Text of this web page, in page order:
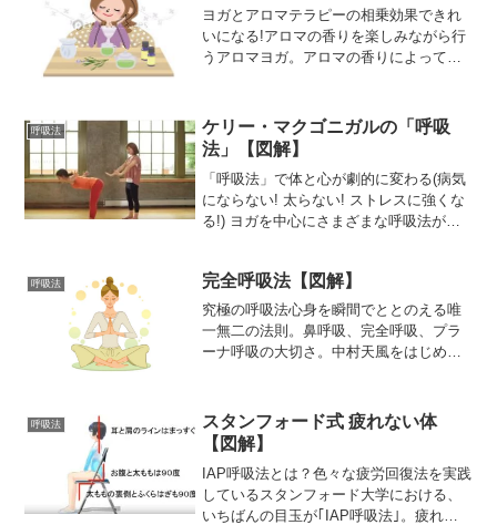
に呼吸の回数は少なくなって...
ヨガとアロマテラピーの相乗効果できれ
いになる!アロマの香りを楽しみながら行
うアロマヨガ。アロマの香りによって呼
方を得られるのが最大の特徴で
す。 【バーゲン本】アロマ...
呼吸法
ケリー・マクゴニガルの「呼吸
法」【図解】
「呼吸法」で体と心が劇的に変わる(病気
にならない! 太らない! ストレスに強くな
る!) ヨガを中心にさまざまな呼吸法が紹
紀、古久澤靖夫、ドリアン助川 ほか発
刊日：20１3...
呼吸法 完全呼吸法【図解】
究極の呼吸法心身を瞬間でととのえる唯
一無二の法則。鼻呼吸、完全呼吸、プラ
ーナ呼吸の大切さ。中村天風をはじめ思
則」の元祖、ウィリアム・Ｗ．アトキン
ソンがペンネームで書いた名...
呼吸法
スタンフォード式 疲れない体
【図解】
IAP呼吸法とは？色々な疲労回復法を実践
しているスタンフォード大学における、
いちばんの目玉が｢IAP呼吸法｣。疲れて